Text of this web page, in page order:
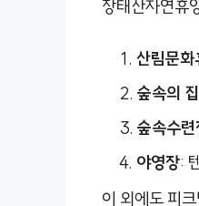
장태산자연휴
산림문화
숲속의 집
숲속수
야영장:
이 외에도 피